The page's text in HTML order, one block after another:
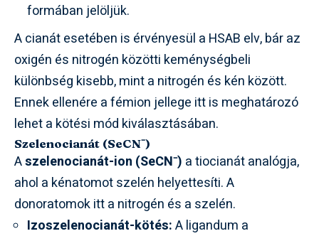
formában jelöljük.
A cianát esetében is érvényesül a HSAB elv, bár az
oxigén és nitrogén közötti keménységbeli
különbség kisebb, mint a nitrogén és kén között.
Ennek ellenére a fémion jellege itt is meghatározó
lehet a kötési mód kiválasztásában.
Szelenocianát (SeCN⁻)
Aszelenocianát-ion (SeCN⁻) a tiocianát analógja,
ahol a kénatomot szelén helyettesíti. A
donoratomok itt a nitrogén és a szelén.
Izoszelenocianát-kötés:A ligandum a